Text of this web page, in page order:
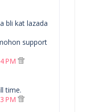
bli kat lazada
support
PM
time.
PM